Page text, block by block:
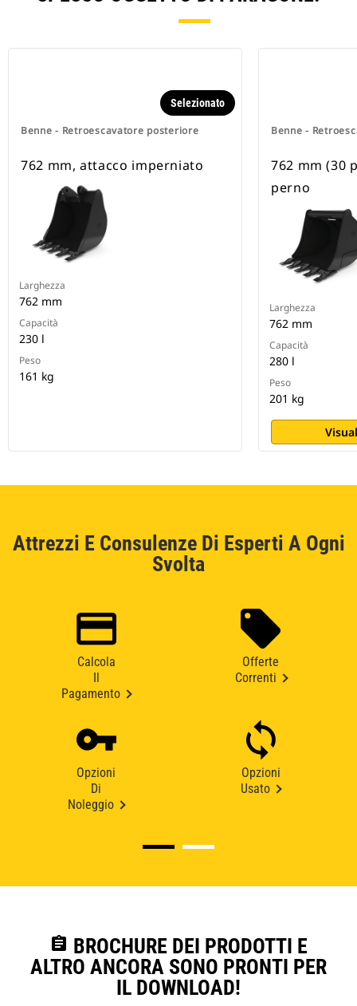
Benne - Retroescavatore posteriore
Selezionato
762 mm, attacco imperniato
Larghezza
762 mm
Capacità
230 l
Peso
161 kg
Benne -
762 mm (30
perno
Larghezza
762 mm
Capacità
280 l
Peso
201 kg
Attrezzi E Consulenze Di Esperti A Ogni
Svolta
Calcola
Pagamento
Offerte
Correnti
Opzioni
Di
Noleggio
Opzioni
Usato
assignment BROCHURE DEI PRODOTTI E
ALTRO ANCORA SONO PRONTI PER
IL DOWNLOAD!